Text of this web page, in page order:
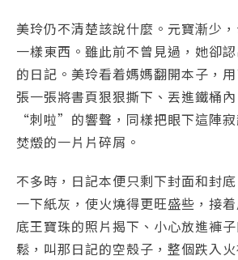
美玲仍不清楚該說什麼。元寶漸少
一樣東西。雖此前不曾見過，她卻
的日記。美玲看着媽媽翻開本子，
張一張將書頁狠狠撕下、丟進鐵桶
“刺啦”的響聲，同樣把眼下這陣
焚燬的一片片碎屑。
不多時，日記本便只剩下封面和封
一下紙灰，使火燒得更旺盛些，接
底王寶珠的照片揭下、小心放進褲
鬆，叫那日記的空殼子，整個跌入